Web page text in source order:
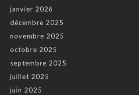
janvier 2026
décembre 2025
novembre 2025
octobre 2025
septembre 2025
juillet 2025
juin 2025